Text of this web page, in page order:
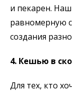
и пекарен.
равномерную
создания
4. Кешью в
Для тех, кто